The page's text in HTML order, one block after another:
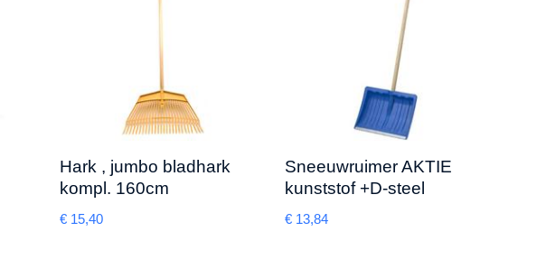
Hark , jumbo bladhark
kompl. 160cm
€ 15,40
Sneeuwruimer AKTIE
kunststof +D-steel
€ 13,84